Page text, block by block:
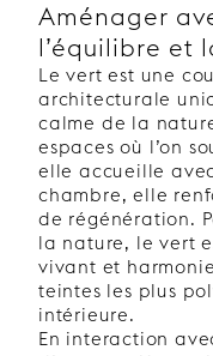
Aménager
l’équilibre et
Le vert est une
architecturale
calme de la
espaces où l’on
elle accueille
chambre, elle
de régénération.
la nature, le vert
vivant et
teintes les plus
intérieure.
En interaction